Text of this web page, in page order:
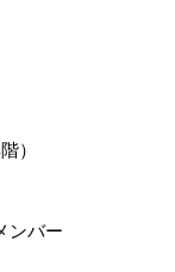
）
ンバー